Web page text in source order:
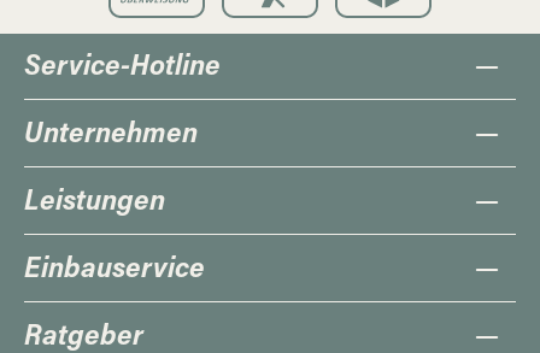
Service-Hotline
Unternehmen
Leistungen
Einbauservice
Ratgeber